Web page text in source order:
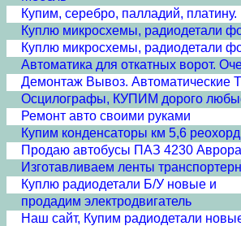
Купим, серебро, палладий, платину.
Куплю микросхемы, радиодетали
Куплю микросхемы, радиодетали
Автоматика для откатных ворот.
Демонтаж Вывоз. Автоматические
Осцилографы, КУПИМ дорого
Ремонт авто своими руками
Купим конденсаторы км 5,6
Продаю автобусы ПАЗ 4230 Аврора
Изготавливаем ленты
Куплю радиодетали Б/У новые и
продадим электродвигатель
Наш сайт, Купим радиодетали